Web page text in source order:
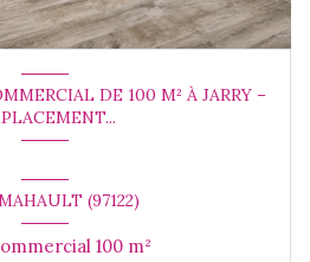
DE 100 M² À JARRY –
(97122)
Local commercial 100 m²